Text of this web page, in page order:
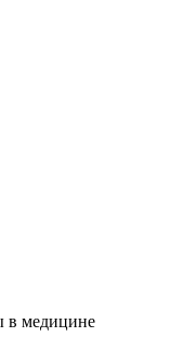
в медицине